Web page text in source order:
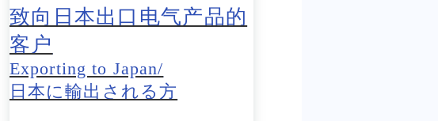
致向日本出口电气产品的
客户
Exporting to Japan/
日本に輸出される方